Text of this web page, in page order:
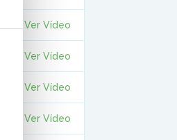
Ver Vídeo
Ver Vídeo
Ver Vídeo
Ver Vídeo